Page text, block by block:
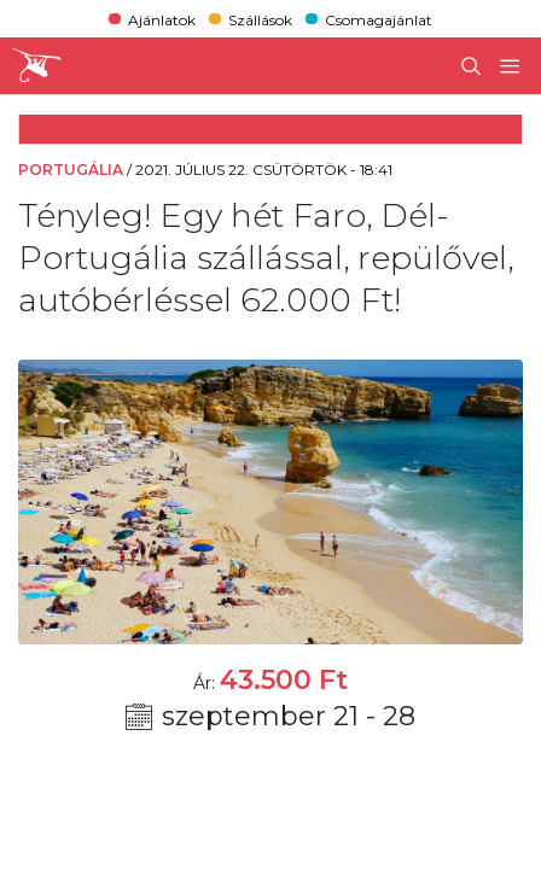
Ajánlatok Szállások Csomagajánlat
PORTUGÁLIA /2021. JÚLIUS 22. CSÜTÖRTÖK - 18:41
Tényleg! Egy hét Faro, Dél-
Portugália szállással, repülővel,
autóbérléssel 62.000 Ft!
Ár: 43.500 Ft
szeptember 21 - 28